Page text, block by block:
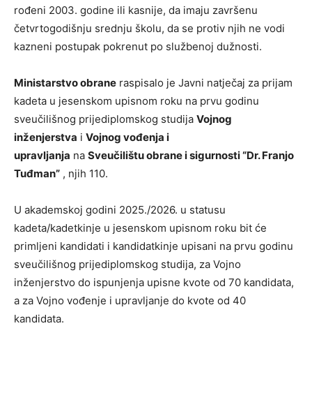
rođeni 2003. godine ili kasnije, da imaju završenu
četvrtogodišnju srednju školu, da se protiv njih ne vodi
kazneni postupak pokrenut po službenoj dužnosti.
Ministarstvo obrane raspisalo je Javni natječaj za prijam
kadeta u jesenskom upisnom roku na prvu godinu
sveučilišnog prijediplomskog studija Vojnog
inženjerstva i Vojnog vođenja i
upravljanja na Sveučilištu obrane i sigurnosti “Dr. Franjo
Tuđman” , njih 110.
U akademskoj godini 2025./2026. u statusu
kadeta/kadetkinje u jesenskom upisnom roku bit će
primljeni kandidati i kandidatkinje upisani na prvu godinu
sveučilišnog prijediplomskog studija, za Vojno
inženjerstvo do ispunjenja upisne kvote od 70 kandidata,
a za Vojno vođenje i upravljanje do kvote od 40
kandidata.